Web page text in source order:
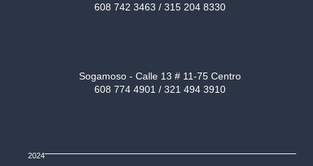
608 742 3463 / 315 204 8330
Sogamoso - Calle 13 # 11-75 Centro
608 774 4901 / 321 494 3910
2024